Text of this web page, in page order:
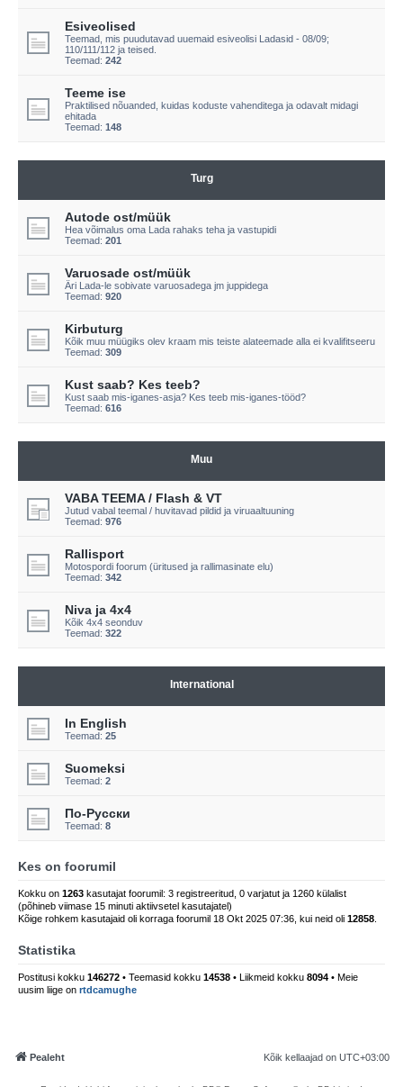
Esiveolised
Teemad, mis puudutavad uuemaid esiveolisi Ladasid - 08/09;
110/111/112 ja teised.
Teemad: 242
Teeme ise
Praktilised nõuanded, kuidas koduste vahenditega ja odavalt midagi
ehitada
Teemad: 148
Turg
Autode ost/müük
Hea võimalus oma Lada rahaks teha ja vastupidi
Teemad: 201
Varuosade ost/müük
Äri Lada-le sobivate varuosadega jm juppidega
Teemad: 920
Kirbuturg
Kõik muu müügiks olev kraam mis teiste alateemade alla ei kvalifitseeru
Teemad: 309
Kust saab? Kes teeb?
Kust saab mis-iganes-asja? Kes teeb mis-iganes-tööd?
Teemad: 616
Muu
VABA TEEMA / Flash & VT
Jutud vabal teemal / huvitavad pildid ja viruaaltuuning
Teemad: 976
Rallisport
Motospordi foorum (üritused ja rallimasinate elu)
Teemad: 342
Niva ja 4x4
Kõik 4x4 seonduv
Teemad: 322
International
In English
Teemad: 25
Suomeksi
Teemad: 2
По-Русски
Teemad: 8
Kes on foorumil
Kokku on 1263 kasutajat foorumil: 3 registreeritud, 0 varjatut ja 1260 külalist
(põhineb viimase 15 minuti aktiivsetel kasutajatel)
Kõige rohkem kasutajaid oli korraga foorumil 18 Okt 2025 07:36, kui neid oli 12858
Statistika
Postitusi kokku 146272 • Teemasid kokku 14538 • Liikmeid kokku 8094 • Meie
uusim liige on rtdcamughe
Pealeht Kõik kellaajad on UTC+03:00